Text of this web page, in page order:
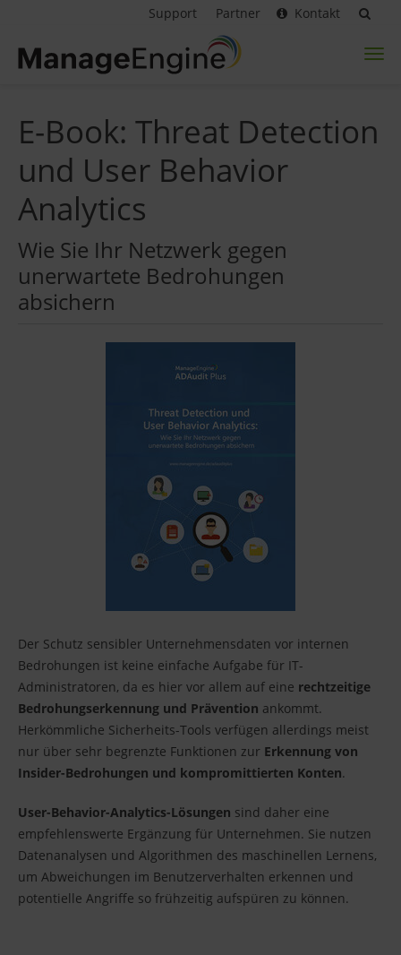
Support Partner Kontakt
E-Book: Threat Detection
und User Behavior
Analytics
Wie Sie Ihr Netzwerk gegen
unerwartete Bedrohungen
absichern
Der Schutz sensibler Unternehmensdaten vor internen
Bedrohungen ist keine einfache Aufgabe für IT-
Administratoren, da es hier vor allem auf eine rechtzeitige
Bedrohungserkennung und Prävention ankommt.
Herkömmliche Sicherheits-Tools verfügen allerdings meist
nur über sehr begrenzte Funktionen zur Erkennung von
Insider-Bedrohungen und kompromittierten Konten.
User-Behavior-Analytics-Lösungen sind daher eine
empfehlenswerte Ergänzung für Unternehmen. Sie nutzen
Datenanalysen und Algorithmen des maschinellen Lernens,
um Abweichungen im Benutzerverhalten erkennen und
potentielle Angriffe so frühzeitig aufspüren zu können.